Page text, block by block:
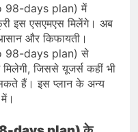
98-days plan) में
इस एसएमएस मिलेंगे। अब
और किफायती।
98-days plan) से
जिससे यूजर्स कहीं भी
हैं। इस प्लान के अन्य